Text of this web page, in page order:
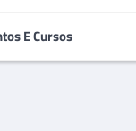
E Cursos